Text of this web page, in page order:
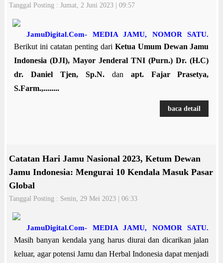
Tanggal Posting : Jumat, 2 Juni 2023 | 09:57
JamuDigital.Com- MEDIA JAMU, NOMOR SATU.
Berikut ini catatan penting dari Ketua Umum Dewan Jamu
Indonesia (DJI), Mayor Jenderal TNI (Purn.) Dr. (H.C)
dr. Daniel Tjen, Sp.N. dan apt. Fajar Prasetya,
S.Farm.,........
baca detail
Catatan Hari Jamu Nasional 2023, Ketum Dewan
Jamu Indonesia: Mengurai 10 Kendala Masuk Pasar
Global
Tanggal Posting : Senin, 29 Mei 2023 | 06:33
JamuDigital.Com- MEDIA JAMU, NOMOR SATU.
Masih banyan kendala yang harus diurai dan dicarikan jalan
keluar, agar potensi Jamu dan Herbal Indonesia dapat menjadi